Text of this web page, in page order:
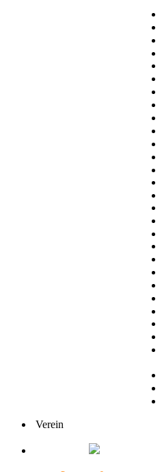
Verein